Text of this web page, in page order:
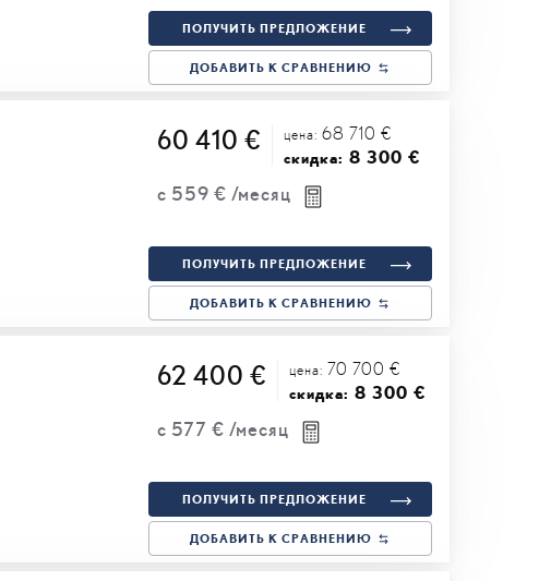
ПОЛУЧИТЬ ПРЕДЛОЖЕНИЕ
ДОБАВИТЬ К СРАВНЕНИЮ
60 410 € цена: 68 710 €
скидка: 8 300 €
с 559 € /месяц
ПОЛУЧИТЬ ПРЕДЛОЖЕНИЕ
ДОБАВИТЬ К СРАВНЕНИЮ
62 400 € цена: 70 700 €
скидка: 8 300 €
с 577 € /месяц
ПОЛУЧИТЬ ПРЕДЛОЖЕНИЕ
ДОБАВИТЬ К СРАВНЕНИЮ